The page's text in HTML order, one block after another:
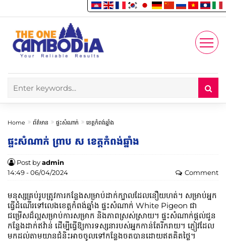
Account
Enjoy
Home ព័ត៌មាន ផ្ទះសំណាក់ ខេត្តកំពង់ឆ្នាំង
ផ្ទះសំណាក់​ ព្រាប​ ស ខេត្តកំពង់ឆ្នាំង
Post byadmin
14:49 - 06/04/2024
Comment
មនុស្សគ្រប់រូបត្រូវការកន្លែងសម្រាប់ដាក់ក្បាលដែលនឿយហត់។ សម្រាប់​អ្នក​
ធ្វើ​ដំណើរ​ទៅ​លេង​ខេត្ត​កំពង់ឆ្នាំង ផ្ទះ​សំណាក់ White Pigeon ជា​
ជម្រើស​ដ៏​ល្អ​សម្រាប់​ការ​សម្រាក និង​ភាព​ស្រស់​ស្រាយ។ ផ្ទះសំណាក់ផ្តល់ជូន
កន្លែងដាក់ឥវ៉ាន់ ដើម្បីធ្វើឱ្យការទស្សនារបស់អ្នកកាន់តែរីករាយ។ ភ្ញៀវ​ដែល​
មក​ដល់​តាម​យានជំនិះ​អាច​ចូល​ទៅ​កន្លែង​ចត​បាន​ដោយ​ឥត​គិត​ថ្លៃ។